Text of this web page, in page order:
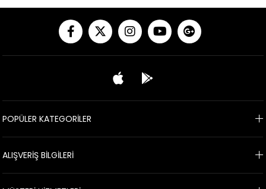
POPÜLER KATEGORİLER
ALIŞVERİŞ BİLGİLERİ